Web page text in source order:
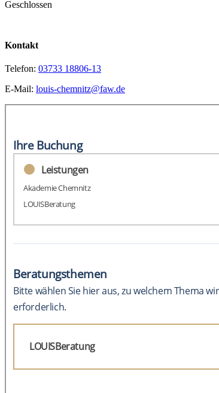
Geschlossen
Kontakt
Telefon: 03733 18806-13
E-Mail: louis-chemnitz@faw.de